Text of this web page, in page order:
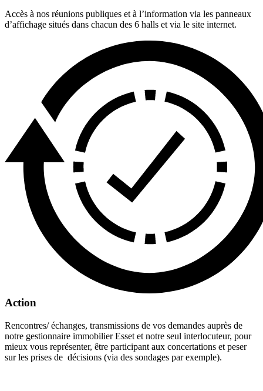
Accès à nos réunions publiques et à l’information via les panneaux
d’affichage situés dans chacun des 6 halls et via le site internet.
Action
Rencontres/ échanges, transmissions de vos demandes auprès de
notre gestionnaire immobilier Esset et notre seul interlocuteur, pour
mieux vous représenter, être participant aux concertations et peser
sur les prises de décisions (via des sondages par exemple).